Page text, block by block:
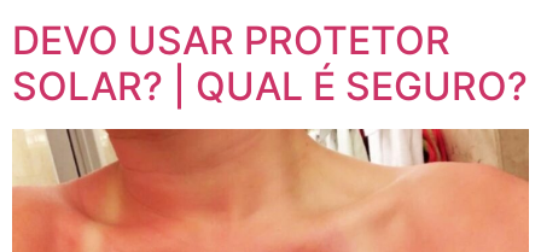
DEVO USAR PROTETOR
SOLAR? | QUAL É SEGURO?